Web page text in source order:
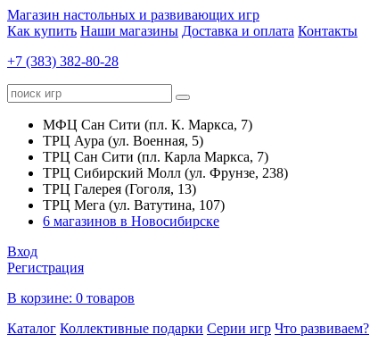
Магазин настольных и развивающих игр
Как купить Наши магазины Доставка и оплата Контакты
+7 (383) 382-80-28
МФЦ Сан Сити (пл. К. Маркса, 7)
ТРЦ Аура (ул. Военная, 5)
ТРЦ Сан Сити (пл. Карла Маркса, 7)
ТРЦ Сибирский Молл (ул. Фрунзе, 238)
ТРЦ Галерея (Гоголя, 13)
ТРЦ Мега (ул. Ватутина, 107)
6 магазинов в Новосибирске
Вход
Регистрация
В корзине: 0 товаров
Каталог Коллективные подарки Серии игр Что развиваем?